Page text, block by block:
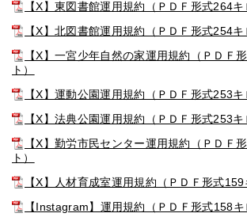
【X】東図書館運用規約（ＰＤＦ形式264キ
【X】北図書館運用規約（ＰＤＦ形式254キ
【X】一宮少年自然の家運用規約（ＰＤＦ
ト）
【X】運動公園運用規約（ＰＤＦ形式253キ
【X】法典公園運用規約（ＰＤＦ形式253キ
【X】勤労市民センター運用規約（ＰＤＦ
ト）
【X】人材育成室運用規約（ＰＤＦ形式159
【Instagram】運用規約（ＰＤＦ形式158キ